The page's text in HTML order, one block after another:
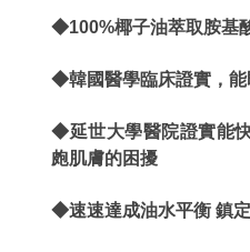
◆100%椰子油萃取胺基
◆韓國醫學臨床證實，能
◆延世大學醫院證實能
皰肌膚的困擾
◆速速達成油水平衡 鎮